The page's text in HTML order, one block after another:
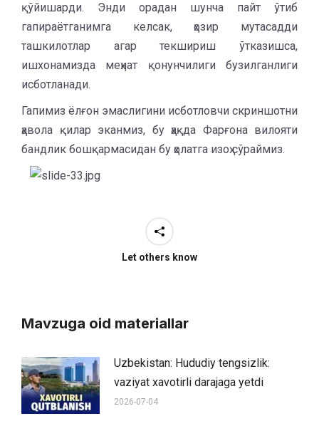
қўйишарди. Энди орадан шунча пайт ўтиб
гапираётганимга келсак, ҳозир мутасадди
ташкилотлар агар текшириш ўтказишса,
ишхонамизда меҳнат қонунчилиги бузилганлиги
исботланади.
Гапимиз ёлғон эмаслигини исботловчи скриншотни
ҳавола қилар эканмиз, бу ҳақда Фарғона вилояти
бандлик бошқармасидан бу ҳолатга изоҳ сўраймиз.
Let others know
Mavzuga oid materiallar
Uzbekistan: Hududiy tengsizlik:
vaziyat xavotirli darajaga yetdi
2026-07-04